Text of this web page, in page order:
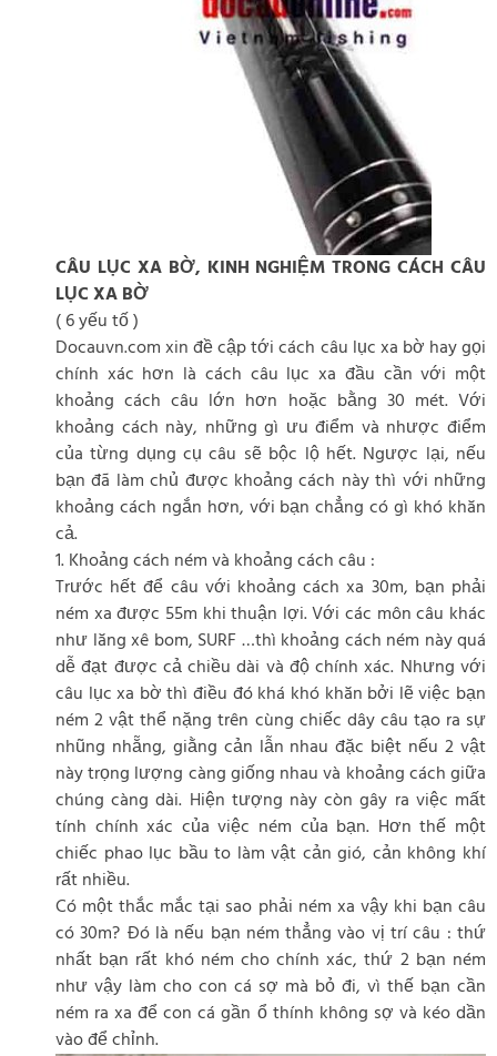
CÂU LỤC XA BỜ, KINH NGHIỆM TRONG CÁCH CÂU
LỤC XA BỜ
( 6 yếu tố )
Docauvn.com xin đề cập tới cách câu lục xa bờ hay gọi
chính xác hơn là cách câu lục xa đầu cần với một
khoảng cách câu lớn hơn hoặc bằng 30 mét. Với
khoảng cách này, những gì ưu điểm và nhược điểm
của từng dụng cụ câu sẽ bộc lộ hết. Ngược lại, nếu
bạn đã làm chủ được khoảng cách này thì với những
khoảng cách ngắn hơn, với bạn chẳng có gì khó khăn
cả.
1. Khoảng cách ném và khoảng cách câu :
Trước hết để câu với khoảng cách xa 30m, bạn phải
ném xa được 55m khi thuận lợi. Với các môn câu khác
như lăng xê bom, SURF …thì khoảng cách ném này quá
dễ đạt được cả chiều dài và độ chính xác. Nhưng với
câu lục xa bờ thì điều đó khá khó khăn bởi lẽ việc bạn
ném 2 vật thể nặng trên cùng chiếc dây câu tạo ra sự
nhũng nhẵng, giằng cản lẫn nhau đặc biệt nếu 2 vật
này trọng lượng càng giống nhau và khoảng cách giữa
chúng càng dài. Hiện tượng này còn gây ra việc mất
tính chính xác của việc ném của bạn. Hơn thế một
chiếc phao lục bầu to làm vật cản gió, cản không khí
rất nhiều.
Có một thắc mắc tại sao phải ném xa vậy khi bạn câu
có 30m? Đó là nếu bạn ném thẳng vào vị trí câu : thứ
nhất bạn rất khó ném cho chính xác, thứ 2 bạn ném
như vậy làm cho con cá sợ mà bỏ đi, vì thế bạn cần
ném ra xa để con cá gần ổ thính không sợ và kéo dần
vào để chỉnh.